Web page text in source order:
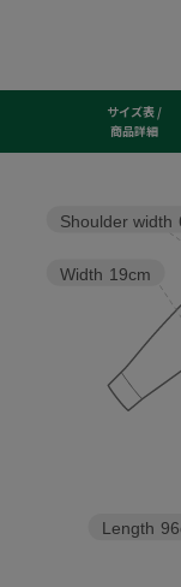
サイズ表 /
商品詳細
Length
Width 19cm
Shoulder width